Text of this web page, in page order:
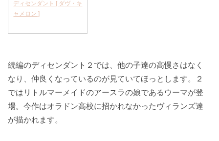
ディセンダント [ ダヴ・キ
ャメロン ]
続編のディセンダント２では、他の子達の高慢さはなく
なり、仲良くなっているのが見ていてほっとします。２
ではリトルマーメイドのアースラの娘であるウーマが登
場。今作はオラドン高校に招かれなかったヴィランズ達
が描かれます。